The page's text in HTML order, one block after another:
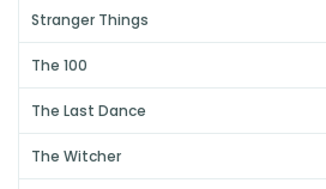
Stranger Things
The 100
The Last Dance
The Witcher